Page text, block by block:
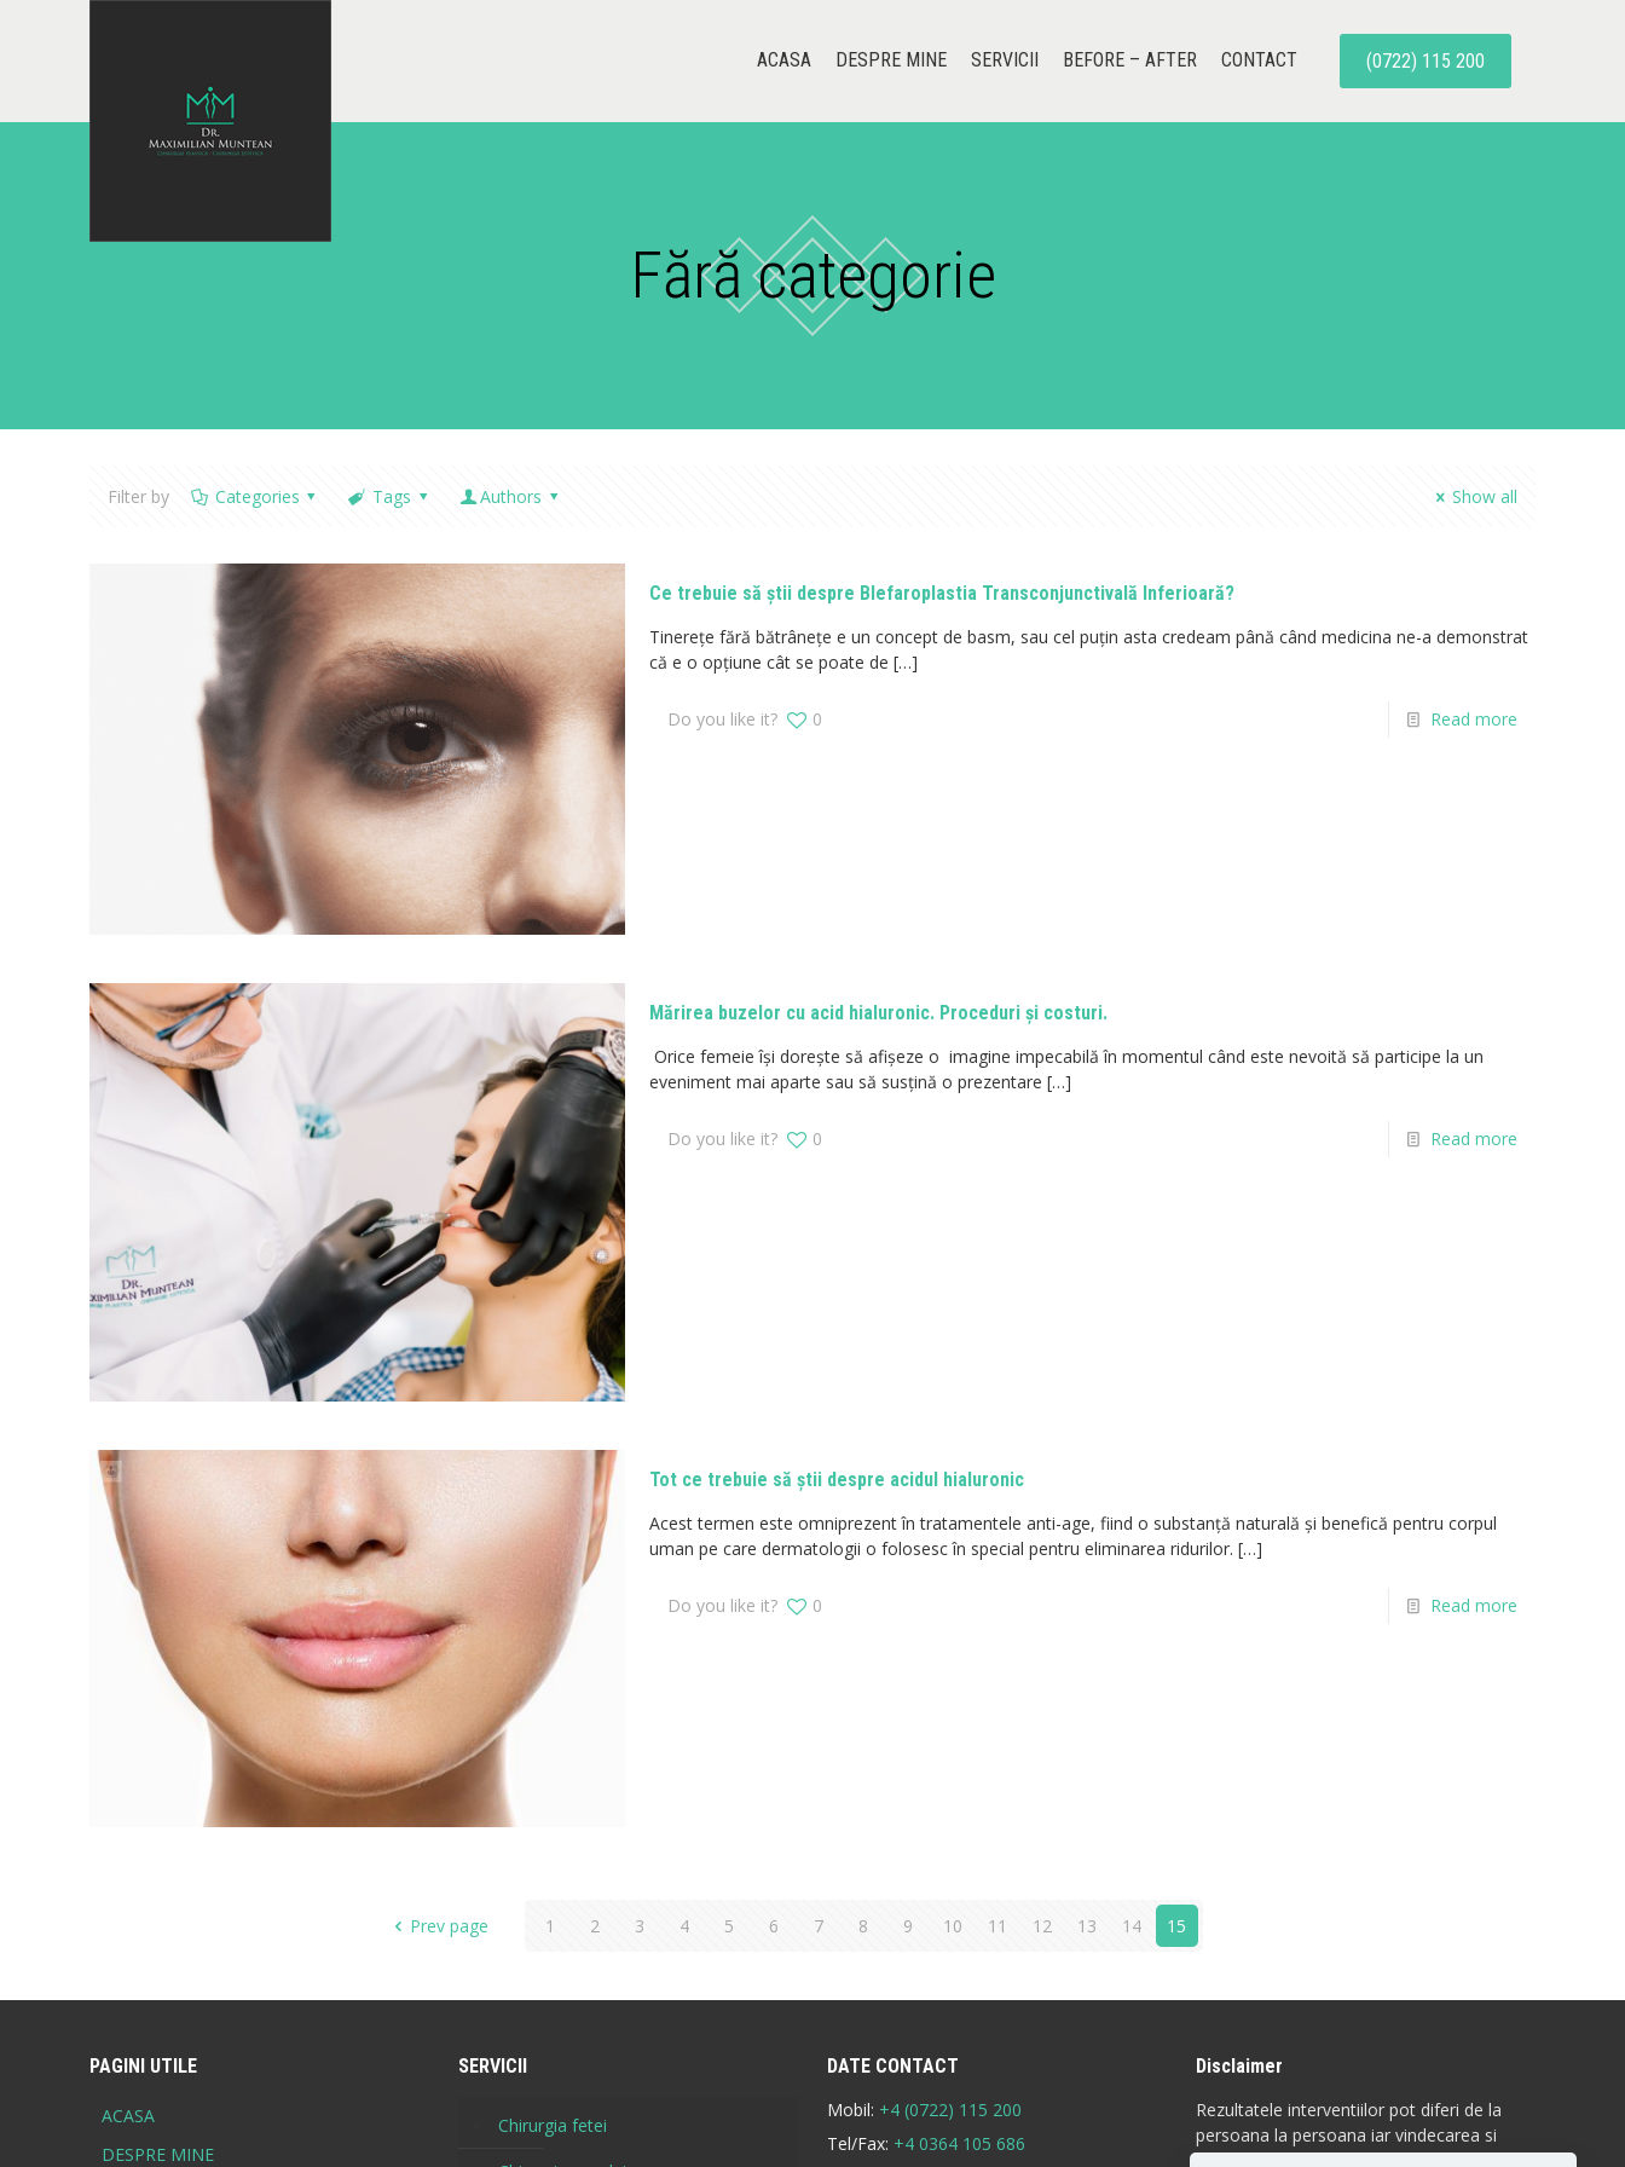
ACASA DESPRE MINE SERVICII BEFORE – AFTER CONTACT (0722) 115 200
Fără categorie
Filter by Categories Tags Authors Show all
Ce trebuie să știi despre Blefaroplastia Transconjunctivală Inferioară?
Tinerețe fără bătrânețe e un concept de basm, sau cel puțin asta credeam până când medicina ne-a demonstrat
că e o opțiune cât se poate de […]
Do you like it? 0 Read more
Mărirea buzelor cu acid hialuronic. Proceduri și costuri.
Orice femeie își dorește să afișeze o imagine impecabilă în momentul când este nevoită să participe la un
eveniment mai aparte sau să susțină o prezentare […]
Do you like it? 0 Read more
Tot ce trebuie să știi despre acidul hialuronic
Acest termen este omniprezent în tratamentele anti-age, fiind o substanță naturală și benefică pentru corpul
uman pe care dermatologii o folosesc în special pentru eliminarea ridurilor. […]
Do you like it? 0 Read more
Prev page 1 2 3 4 5 6 7 8 9 10 11 12 13 14 15
PAGINI UTILE
ACASA
DESPRE MINE
SERVICII
Chirurgia fetei
DATE CONTACT
Mobil: +4 (0722) 115 200
Tel/Fax: +4 0364 105 686
Disclaimer
Rezultatele interventiilor pot diferi de la
persoana la persoana iar vindecarea si
raspunsul la anumite proceduri sunt